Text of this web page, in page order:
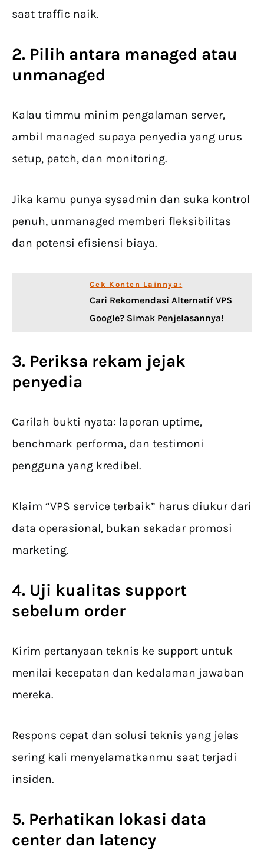
saat traffic naik.
2. Pilih antara managed atau
unmanaged
Kalau timmu minim pengalaman server,
ambil managed supaya penyedia yang urus
setup, patch, dan monitoring.
Jika kamu punya sysadmin dan suka kontrol
penuh, unmanaged memberi fleksibilitas
dan potensi efisiensi biaya.
Cek Konten Lainnya:
Cari Rekomendasi Alternatif VPS
Google? Simak Penjelasannya!
3. Periksa rekam jejak
penyedia
Carilah bukti nyata: laporan uptime,
benchmark performa, dan testimoni
pengguna yang kredibel.
Klaim “VPS service terbaik” harus diukur dari
data operasional, bukan sekadar promosi
marketing.
4. Uji kualitas support
sebelum order
Kirim pertanyaan teknis ke support untuk
menilai kecepatan dan kedalaman jawaban
mereka.
Respons cepat dan solusi teknis yang jelas
sering kali menyelamatkanmu saat terjadi
insiden.
5. Perhatikan lokasi data
center dan latency